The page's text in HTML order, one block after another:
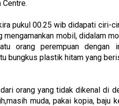
pukul 00.25 wib didapati ciri-
mengamankan mobil, didalam
orang perempuan dengan
bungkus plastik hitam yang
orang yang tidak dikenal di
muda, pakai kopia, baju